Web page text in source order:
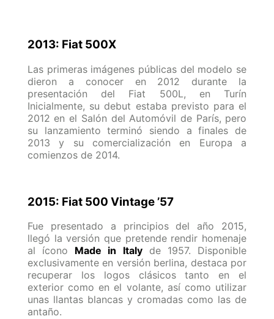
2013: Fiat 500X
Las primeras imágenes públicas del modelo se
dieron a conocer en 2012 durante la
presentación del Fiat 500L, en Turín​
Inicialmente, su debut estaba previsto para el
2012 en el Salón del Automóvil de París, pero
su lanzamiento terminó siendo a finales de
2013 y su comercialización en Europa a
comienzos de 2014.
2015: Fiat 500 Vintage ’57
Fue presentado a principios del año 2015,
llegó la versión que pretende rendir homenaje
al ícono Made in Italyde 1957. Disponible
exclusivamente en versión berlina, destaca por
recuperar los logos clásicos tanto en el
exterior como en el volante, así como utilizar
unas llantas blancas y cromadas como las de
antaño.